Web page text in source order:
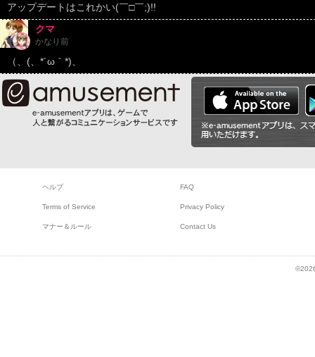
アップデートはこれかい(￣□￣;)!!
クマ
かなり前
（、(、*´ω｀*)、
ヘルプ FAQ
Terms of Service Privacy Policy
マナー＆ルール Contact Us